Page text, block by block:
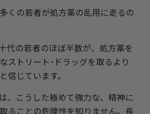
くの若者が処方薬の乱用に走るの
代の若者のほぼ半数が、処方薬を
ストリート･ドラッグを取るより
信じています。
、こうした極めて強力な、精神に
ることの危険性を知りません。長